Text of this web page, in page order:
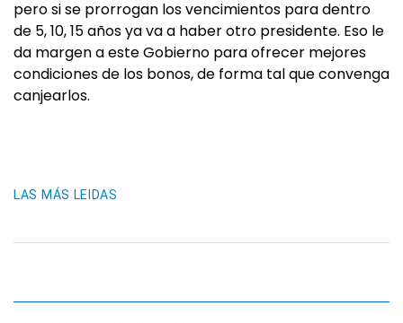
pero si se prorrogan los vencimientos para dentro
de 5, 10, 15 años ya va a haber otro presidente. Eso le
da margen a este Gobierno para ofrecer mejores
condiciones de los bonos, de forma tal que convenga
canjearlos.
LAS MÁS LEIDAS